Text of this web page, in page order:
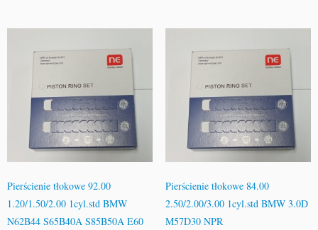
Pierścienie tłokowe 92.00
1.20/1.50/2.00 1cyl.std BMW
N62B44 S65B40A S85B50A E60
Pierścienie tłokowe 84.00
2.50/2.00/3.00 1cyl.std BMW 3.0D
M57D30 NPR